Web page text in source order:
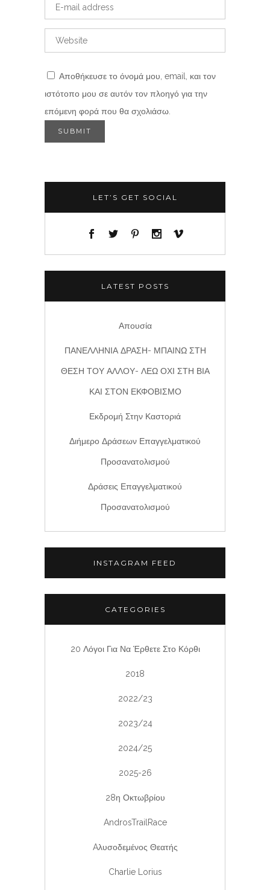
Αποθήκευσε το όνομά μου, email, και τον
ιστότοπο μου σε αυτόν τον πλοηγό για την
επόμενη φορά που θα σχολιάσω.
LET’S GET SOCIAL
LATEST POSTS
Απουσία
ΠΑΝΕΛΛΗΝΙΑ ΔΡΑΣΗ- ΜΠΑΙΝΩ ΣΤΗ
ΘΕΣΗ ΤΟΥ ΑΛΛΟΥ- ΛΕΩ ΟΧΙ ΣΤΗ ΒΙΑ
ΚΑΙ ΣΤΟΝ ΕΚΦΟΒΙΣΜΟ
Εκδρομή Στην Καστοριά
Διήμερο Δράσεων Επαγγελματικού
Προσανατολισμού
Δράσεις Επαγγελματικού
Προσανατολισμού
INSTAGRAM FEED
CATEGORIES
20 Λόγοι Για Να Έρθετε Στο Κόρθι
2018
2022/23
2023/24
2024/25
2025-26
28η Οκτωβρίου
AndrosTrailRace
Aλυσοδεμένος Θεατής
Charlie Lorius